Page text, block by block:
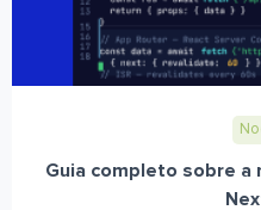
Guia completo sobre a